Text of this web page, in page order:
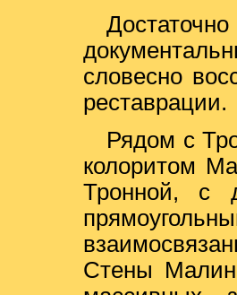
словесно
реставрации.
Рядом с
колоритом
Тронной, с
Стены